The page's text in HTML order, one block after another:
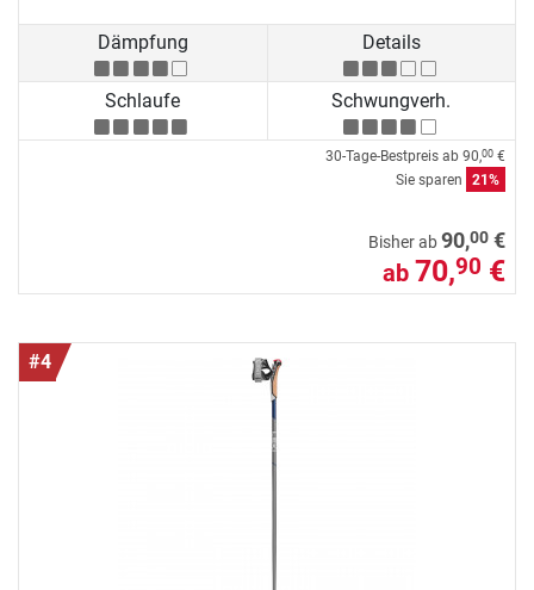
Dämpfung Details
Schlaufe Schwungverh.
30-Tage-Bestpreis ab 90,00 €
Sie sparen
21%
Bisher ab90,00 €
ab 70,90 €
#4